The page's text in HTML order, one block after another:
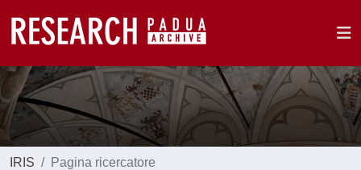
IRIS Pagina ricercatore